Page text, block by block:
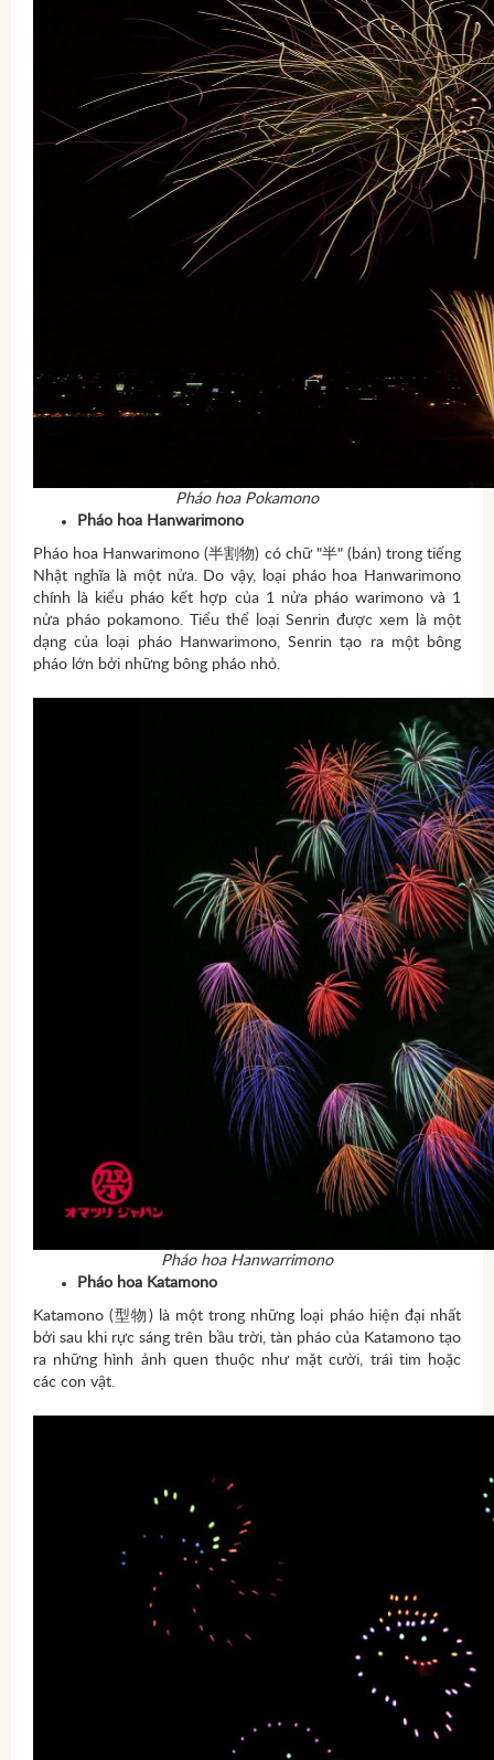
Pháo hoa Pokamono
Pháo hoa Hanwarimono
Pháo hoa Hanwarimono (半割物) có chữ "半" (bán) trong tiếng
Nhật nghĩa là một nửa. Do vậy, loại pháo hoa Hanwarimono
chính là kiểu pháo kết hợp của 1 nửa pháo warimono và 1
nửa pháo pokamono. Tiểu thể loại Senrin được xem là một
dạng của loại pháo Hanwarimono, Senrin tạo ra một bông
pháo lớn bởi những bông pháo nhỏ.
Pháo hoa Hanwarrimono
Pháo hoa Katamono
Katamono (型物) là một trong những loại pháo hiện đại nhất
bởi sau khi rực sáng trên bầu trời, tàn pháo của Katamono tạo
ra những hình ảnh quen thuộc như mặt cười, trái tim hoặc
các con vật.